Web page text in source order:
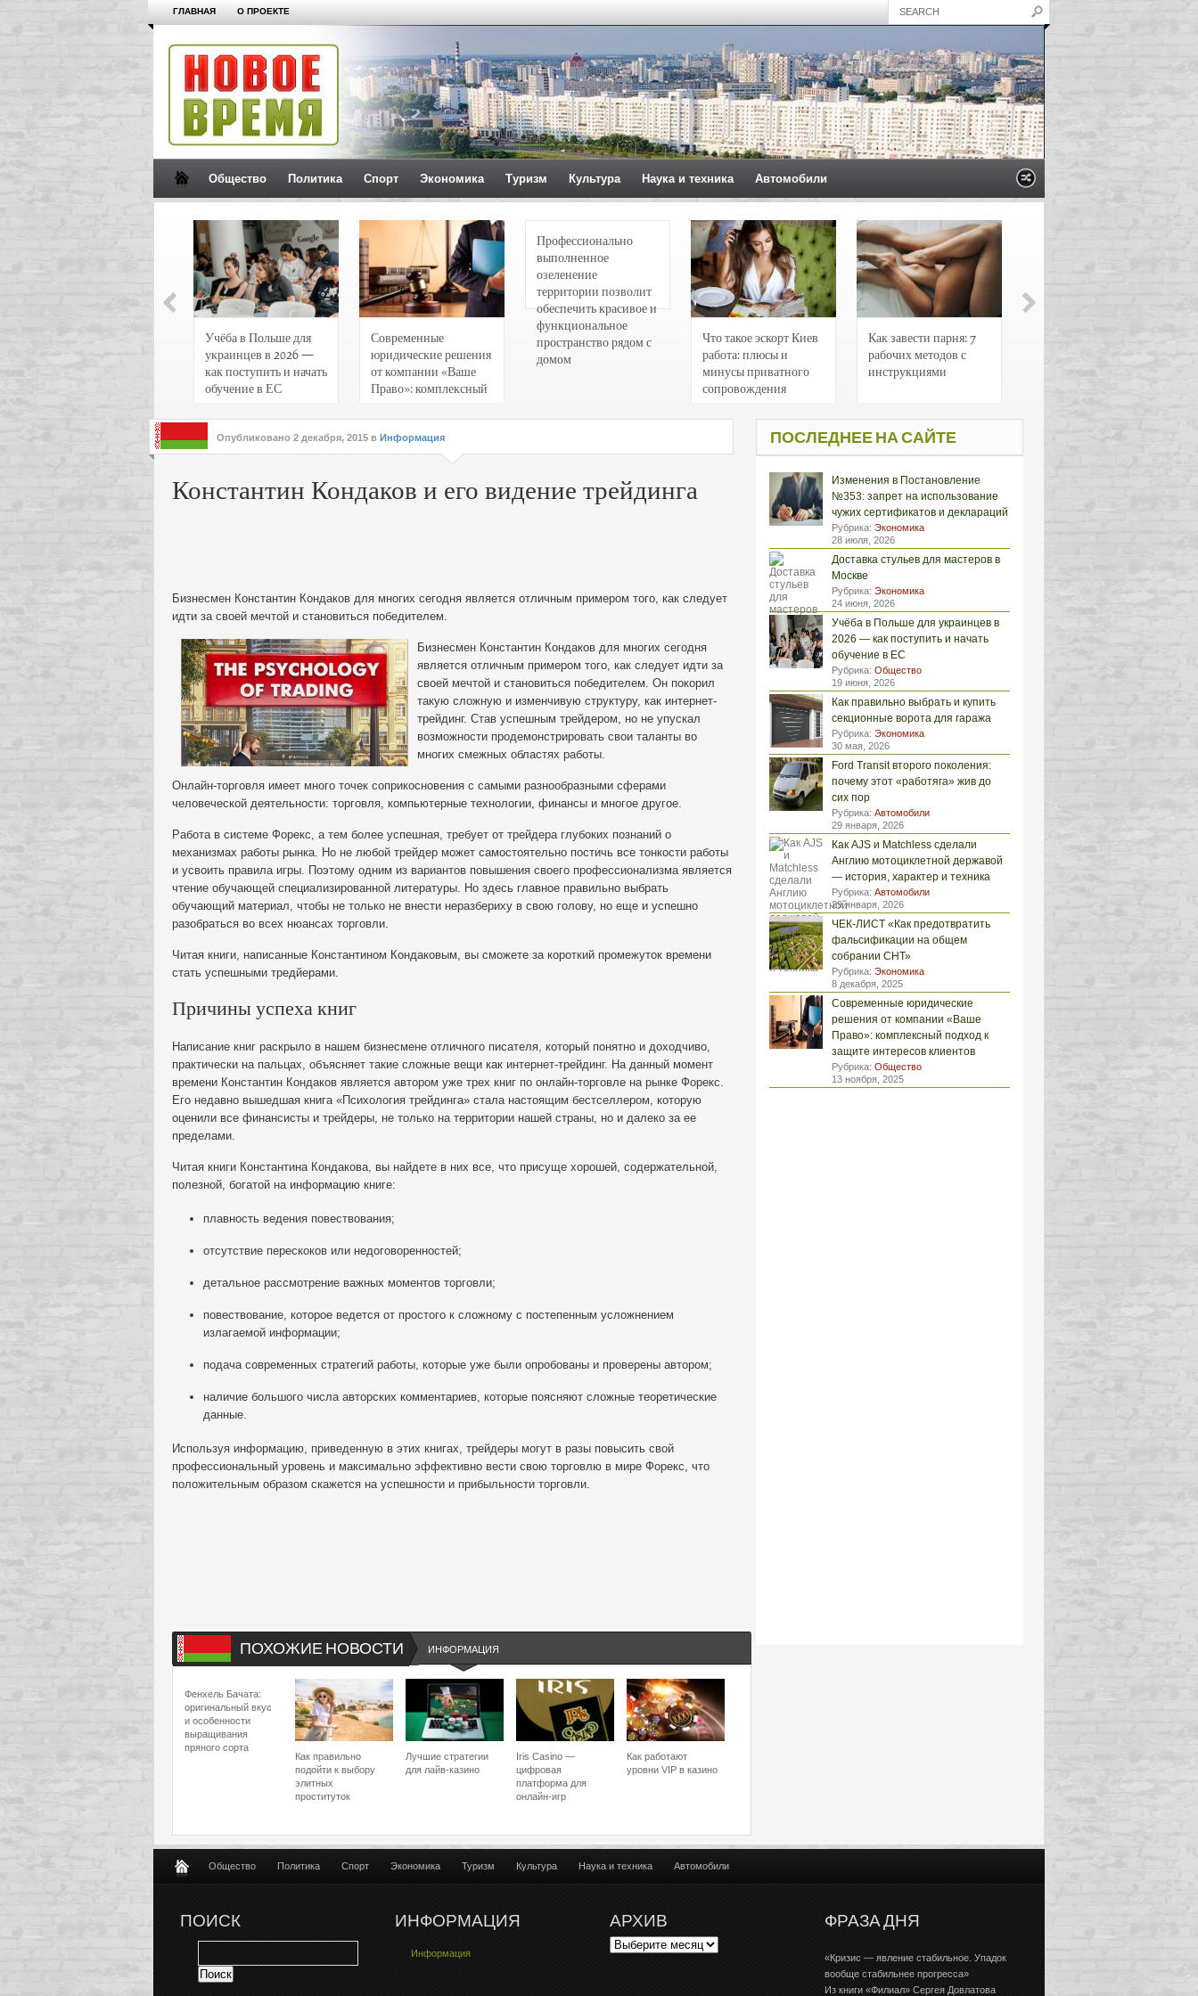
ГЛАВНАЯ О ПРОЕКТЕ
Общество Политика Спорт Экономика Туризм Культура Наука и техника Автомобили
Учёба в Польше для
украинцев в 2026 —
как поступить и начать
обучение в ЕС
Современные
юридические решения
от компании «Ваше
Право»: комплексный
интересов клиентов
Профессионально
выполненное
озеленение
территории позволит
обеспечить красивое и
функциональное
пространство рядом с
домом
Что такое эскорт Киев
работа: плюсы и
минусы приватного
сопровождения
Как завести парня: 7
рабочих методов с
инструкциями
Опубликовано 2 декабря, 2015 в Информация
Константин Кондаков и его видение трейдинга
Бизнесмен Константин Кондаков для многих сегодня является отличным примером того, как следует
идти за своей мечтой и становиться победителем.
Бизнесмен Константин Кондаков для многих сегодня
является отличным примером того, как следует идти за
своей мечтой и становиться победителем. Он покорил
такую сложную и изменчивую структуру, как интернет-
трейдинг. Став успешным трейдером, но не упускал
возможности продемонстрировать свои таланты во
многих смежных областях работы.
Онлайн-торговля имеет много точек соприкосновения с самыми разнообразными сферами
человеческой деятельности: торговля, компьютерные технологии, финансы и многое другое.
Работа в системе Форекс, а тем более успешная, требует от трейдера глубоких познаний о
механизмах работы рынка. Но не любой трейдер может самостоятельно постичь все тонкости работы
и усвоить правила игры. Поэтому одним из вариантов повышения своего профессионализма является
чтение обучающей специализированной литературы. Но здесь главное правильно выбрать
обучающий материал, чтобы не только не внести неразбериху в свою голову, но еще и успешно
разобраться во всех нюансах торговли.
Читая книги, написанные Константином Кондаковым, вы сможете за короткий промежуток времени
стать успешными тредйерами.
Причины успеха книг
Написание книг раскрыло в нашем бизнесмене отличного писателя, который понятно и доходчиво,
практически на пальцах, объясняет такие сложные вещи как интернет-трейдинг. На данный момент
времени Константин Кондаков является автором уже трех книг по онлайн-торговле на рынке Форекс.
Его недавно вышедшая книга «Психология трейдинга» стала настоящим бестселлером, которую
оценили все финансисты и трейдеры, не только на территории нашей страны, но и далеко за ее
пределами.
Читая книги Константина Кондакова, вы найдете в них все, что присуще хорошей, содержательной,
полезной, богатой на информацию книге:
плавность ведения повествования;
отсутствие перескоков или недоговоренностей;
детальное рассмотрение важных моментов торговли;
повествование, которое ведется от простого к сложному с постепенным усложнением
излагаемой информации;
подача современных стратегий работы, которые уже были опробованы и проверены автором;
наличие большого числа авторских комментариев, которые поясняют сложные теоретические
данные.
Используя информацию, приведенную в этих книгах, трейдеры могут в разы повысить свой
профессиональный уровень и максимально эффективно вести свою торговлю в мире Форекс, что
положительным образом скажется на успешности и прибыльности торговли.
ПОХОЖИЕ НОВОСТИ ИНФОРМАЦИЯ
Фенхель Бачата:
оригинальный вкус
и особенности
выращивания
пряного сорта
Как правильно
подойти к выбору
элитных
проституток
Лучшие стратегии
для лайв-казино
Iris Casino —
цифровая
платформа для
онлайн-игр
Как работают
уровни VIP в казино
ПОСЛЕДНЕЕ НА САЙТЕ
Изменения в Постановление
№353: запрет на использование
чужих сертификатов и деклараций
Рубрика: Экономика
28 июля, 2026
Доставка стульев для мастеров в
Москве
Рубрика: Экономика
24 июня, 2026
Учёба в Польше для украинцев в
2026 — как поступить и начать
обучение в ЕС
Рубрика: Общество
19 июня, 2026
Как правильно выбрать и купить
секционные ворота для гаража
Рубрика: Экономика
30 мая, 2026
Ford Transit второго поколения:
почему этот «работяга» жив до
сих пор
Рубрика: Автомобили
29 января, 2026
Как AJS и Matchless сделали
Англию мотоциклетной державой
— история, характер и техника
Рубрика: Автомобили
29 января, 2026
ЧЕК-ЛИСТ «Как предотвратить
фальсификации на общем
собрании СНТ»
Рубрика: Экономика
8 декабря, 2025
Современные юридические
решения от компании «Ваше
Право»: комплексный подход к
защите интересов клиентов
Рубрика: Общество
13 ноября, 2025
Общество Политика Спорт Экономика Туризм Культура Наука и техника Автомобили
ПОИСК ИНФОРМАЦИЯ
Информация
АРХИВ ФРАЗА ДНЯ
«Кризис — явление стабильное. Упадок
вообще стабильнее прогресса»
Из книги «Филиал» Сергея Довлатова